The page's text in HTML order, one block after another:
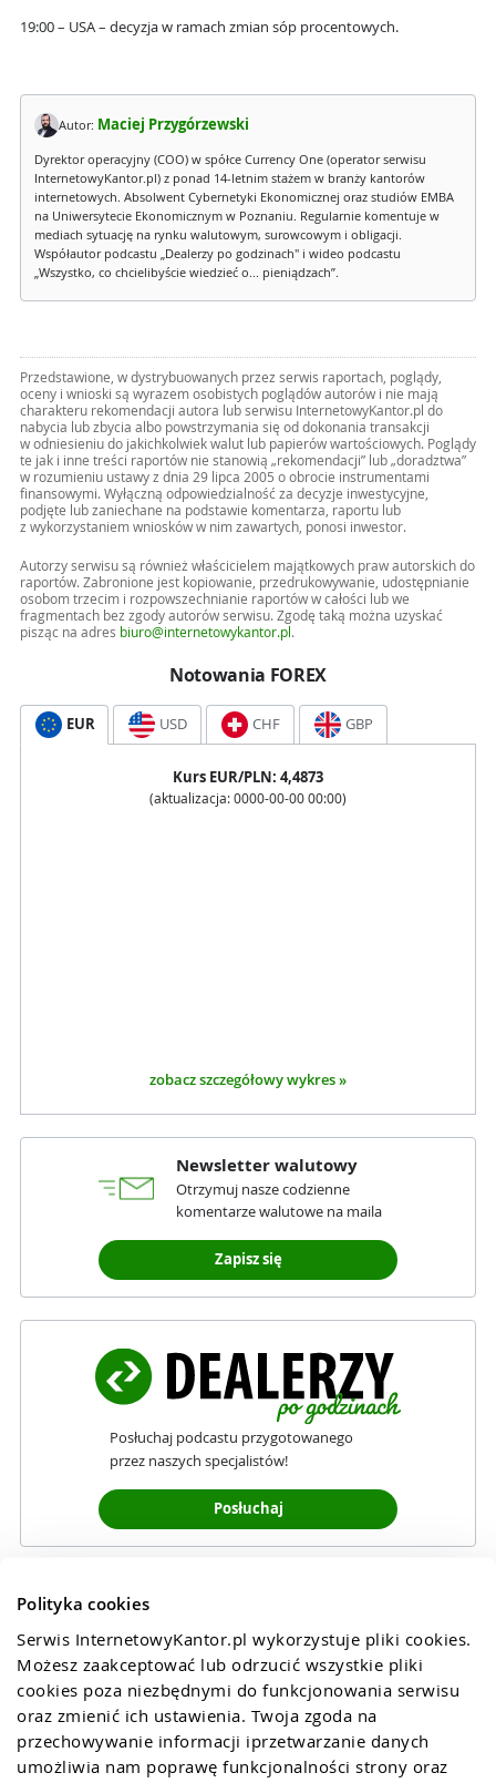
Polityka cookies
Serwis InternetowyKantor.pl wykorzystuje pliki cookies.
Możesz zaakceptować lub odrzucić wszystkie pliki
cookies poza niezbędnymi do funkcjonowania serwisu
oraz zmienić ich ustawienia. Twoja zgoda na
przechowywanie informacji iprzetwarzanie danych
umożliwia nam poprawę funkcjonalności strony oraz
19:00 – USA – decyzja w ramach zmian sóp procentowych.
Autor: Maciej Przygórzewski
Dyrektor operacyjny (COO) w spółce Currency One (operator serwisu
InternetowyKantor.pl) z ponad 14-letnim stażem w branży kantorów
internetowych. Absolwent Cybernetyki Ekonomicznej oraz studiów EMBA
na Uniwersytecie Ekonomicznym w Poznaniu. Regularnie komentuje w
mediach sytuację na rynku walutowym, surowcowym i obligacji.
Współautor podcastu „Dealerzy po godzinach" i wideo podcastu
„Wszystko, co chcielibyście wiedzieć o... pieniądzach”.
Przedstawione, w dystrybuowanych przez serwis raportach, poglądy,
oceny i wnioski są wyrazem osobistych poglądów autorów i nie mają
charakteru rekomendacji autora lub serwisu InternetowyKantor.pl do
nabycia lub zbycia albo powstrzymania się od dokonania transakcji
w odniesieniu do jakichkolwiek walut lub papierów wartościowych. Poglądy
te jak i inne treści raportów nie stanowią „rekomendacji” lub „doradztwa”
w rozumieniu ustawy z dnia 29 lipca 2005 o obrocie instrumentami
finansowymi. Wyłączną odpowiedzialność za decyzje inwestycyjne,
podjęte lub zaniechane na podstawie komentarza, raportu lub
z wykorzystaniem wniosków w nim zawartych, ponosi inwestor.
Autorzy serwisu są również właścicielem majątkowych praw autorskich do
raportów. Zabronione jest kopiowanie, przedrukowywanie, udostępnianie
osobom trzecim i rozpowszechnianie raportów w całości lub we
fragmentach bez zgody autorów serwisu. Zgodę taką można uzyskać
pisząc na adres biuro@internetowykantor.pl .
Notowania FOREX
EUR USD CHF GBP
Kurs EUR/PLN: 4,4873
(aktualizacja: 0000-00-00 00:00)
zobacz szczegółowy wykres »
Newsletter walutowy
Otrzymuj nasze codzienne
komentarze walutowe na maila
Zapisz się
Posłuchaj podcastu przygotowanego
przez naszych specjalistów!
Posłuchaj